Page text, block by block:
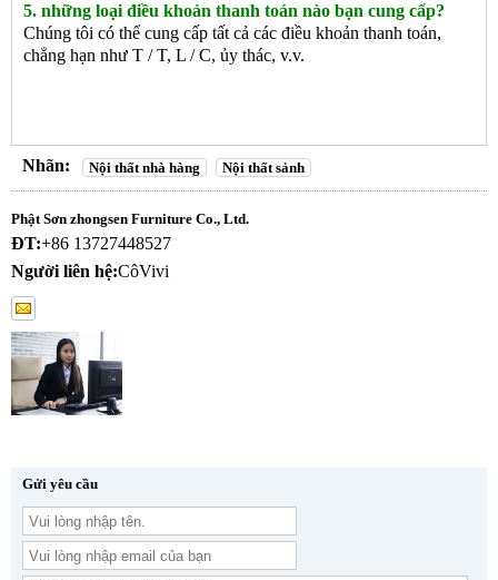
5. những loại điều khoản thanh toán nào bạn cung cấp?
Chúng tôi có thể cung cấp tất cả các điều khoản thanh toán,
chẳng hạn như T / T, L / C, ủy thác, v.v.
Nhãn: Nội thất nhà hàng Nội thất sảnh
Phật Sơn zhongsen Furniture Co., Ltd.
ĐT:+86 13727448527
Người liên hệ:CôVivi
Gửi yêu cầu